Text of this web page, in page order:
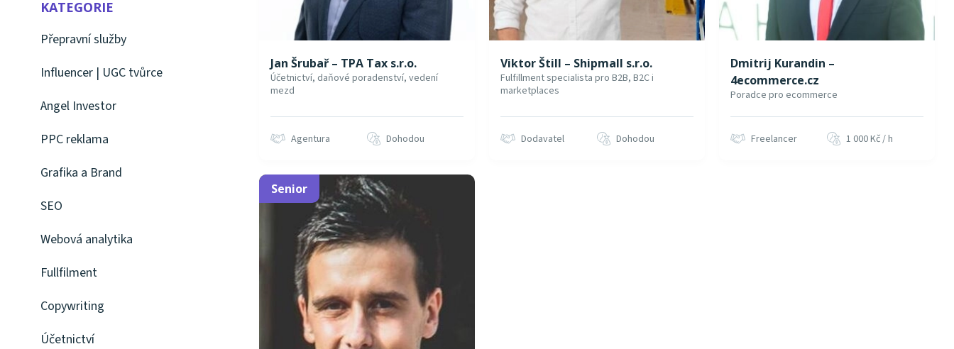
KATEGORIE
Přepravní služby
Influencer | UGC tvůrce
Angel Investor
PPC reklama
Grafika a Brand
SEO
Webová analytika
Fullfilment
Copywriting
Účetnictví
Jan Šrubař – TPA Tax s.r.o.
Účetnictví, daňové poradenství, vedení
mezd
Agentura Dohodou
Viktor Štill – Shipmall s.r.o.
Fulfillment specialista pro B2B, B2C i
marketplaces
Dodavatel Dohodou
Dmitrij Kurandin –
4ecommerce.cz
Poradce pro ecommerce
Freelancer 1 000 Kč / h
Senior